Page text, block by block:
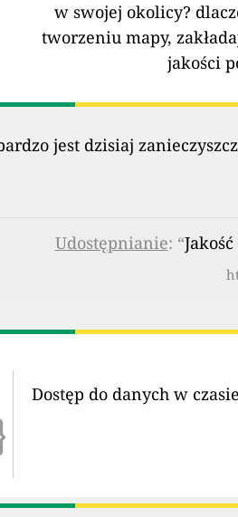
w swojej okolicy?
tworzeniu mapy,
jakości
jest dzisiaj
Udostępnianie: “
Dostęp do danych w